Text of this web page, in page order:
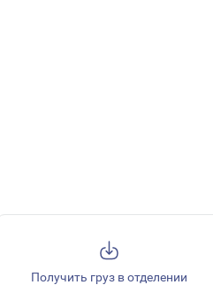
Получить груз в отделении